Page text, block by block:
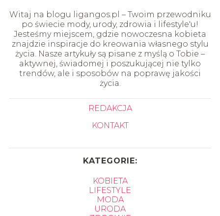
Witaj na blogu ligangos.pl – Twoim przewodniku
po świecie mody, urody, zdrowia i lifestyle'u!
Jesteśmy miejscem, gdzie nowoczesna kobieta
znajdzie inspiracje do kreowania własnego stylu
życia. Nasze artykuły są pisane z myślą o Tobie –
aktywnej, świadomej i poszukującej nie tylko
trendów, ale i sposobów na poprawę jakości
życia.
REDAKCJA
KONTAKT
KATEGORIE:
KOBIETA
LIFESTYLE
MODA
URODA